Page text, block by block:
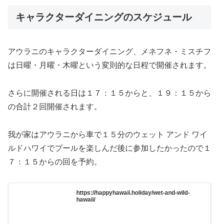
キャラクターダイニングのスケジュール
アウラニのキャラクターダイニング、メネフネ・ミスチフ
は日曜・月曜・木曜という変則的な日程で開催されます。
さらに開催される日は１７：１５からと、１９：１５から
の合計２回開催されます。
我が家はアウラニから車で１５分のウェット アンド ワイ
ルドハワイでプールを楽しんだ後に参加したかったので１
７：１５からの回を予約。
https://happyhawaii.holiday/wet-and-wild-
hawaii/